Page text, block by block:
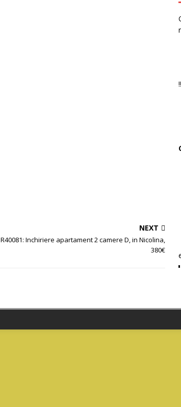
NEXT
R40081: Inchiriere apartament 2 camere D, in Nicolina,
380€